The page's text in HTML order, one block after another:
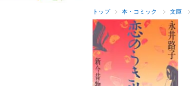
トップ 本・コミック 文庫